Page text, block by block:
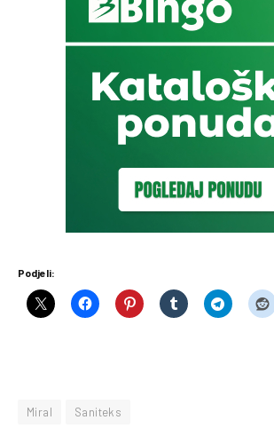
Podjeli:
Miral Saniteks